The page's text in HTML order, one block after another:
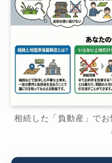
相続した「負動産」で